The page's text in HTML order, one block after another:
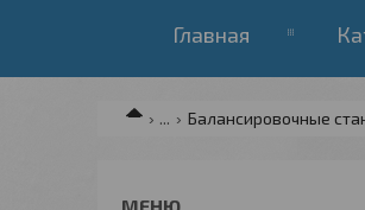
Главная
... Балансировочные